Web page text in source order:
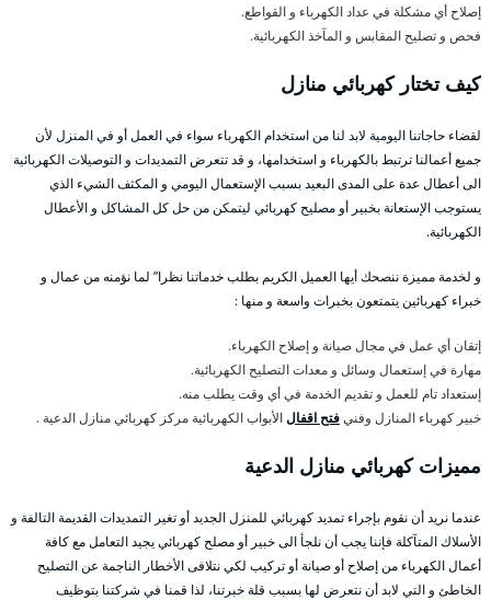
إصلاح أي مشكلة في عداد الكهرباء و القواطع.
فحص و تصليح المقابس و المآخذ الكهربائية.
كيف تختار كهربائي منازل
لقضاء حاجاتنا اليومية لابد لنا من استخدام الكهرباء سواء في العمل أو في المنزل لأن
جميع أعمالنا ترتبط بالكهرباء و استخدامها، و قد تتعرض التمديدات و التوصيلات الكهربائية
الى أعطال عدة على المدى البعيد بسبب الإستعمال اليومي و المكثف الشيء الذي
يستوجب الإستعانة بخبير أو مصليح كهربائي ليتمكن من حل كل المشاكل و الأعطال
الكهربائية.
و لخدمة مميزة ننصحك أيها العميل الكريم بطلب خدماتنا نظرا” لما نؤمنه من عمال و
خبراء كهربائين يتمتعون بخبرات واسعة و منها :
إتقان أي عمل في مجال صيانة و إصلاح الكهرباء.
مهارة في إستعمال وسائل و معدات التصليح الكهربائية.
إستعداد تام للعمل و تقديم الخدمة في أي وقت يطلب منه.
خبير كهرباء المنازل وفنيفتح اقفالالأبواب الكهربائية مركز كهربائي منازل الدعية .
مميزات كهربائي منازل الدعية
عندما نريد أن نقوم بإجراء تمديد كهربائي للمنزل الجديد أو تغير التمديدات القديمة التالفة و
الأسلاك المتآكلة فإننا يجب أن نلجأ الى خبير أو مصلح كهربائي يجيد التعامل مع كافة
أعمال الكهرباء من إصلاح أو صيانة أو تركيب لكي نتلافى الأخطار الناجمة عن التصليح
الخاطئ و التي لابد أن نتعرض لها بسبب قلة خبرتنا، لذا قمنا في شركتنا بتوظيف